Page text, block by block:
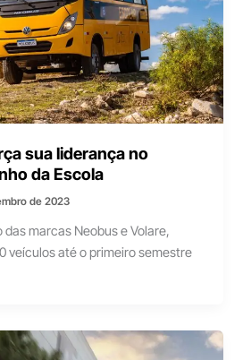
sua liderança no
da Escola
de 2023
marcas Neobus e Volare,
veículos até o primeiro semestre